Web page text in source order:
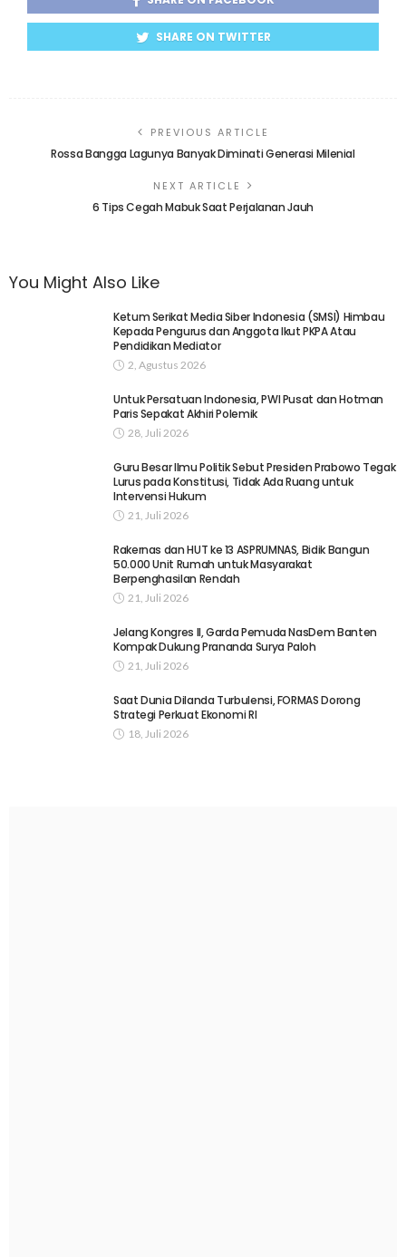
SHARE ON TWITTER
PREVIOUS ARTICLE
Rossa Bangga Lagunya Banyak Diminati Generasi Milenial
NEXT ARTICLE
6 Tips Cegah Mabuk Saat Perjalanan Jauh
You Might Also Like
Ketum Serikat Media Siber Indonesia (SMSI) Himbau
Kepada Pengurus dan Anggota Ikut PKPA Atau
Pendidikan Mediator
2, Agustus 2026
Untuk Persatuan Indonesia, PWI Pusat dan Hotman
Paris Sepakat Akhiri Polemik
28, Juli 2026
Guru Besar Ilmu Politik Sebut Presiden Prabowo Tegak
Lurus pada Konstitusi, Tidak Ada Ruang untuk
Intervensi Hukum
21, Juli 2026
Rakernas dan HUT ke 13 ASPRUMNAS, Bidik Bangun
50.000 Unit Rumah untuk Masyarakat
Berpenghasilan Rendah
21, Juli 2026
Jelang Kongres II, Garda Pemuda NasDem Banten
Kompak Dukung Prananda Surya Paloh
21, Juli 2026
Saat Dunia Dilanda Turbulensi, FORMAS Dorong
Strategi Perkuat Ekonomi RI
18, Juli 2026